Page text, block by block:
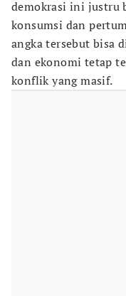
demokrasi ini justru
konsumsi dan
angka tersebut bisa
dan ekonomi tetap
konflik yang masif.